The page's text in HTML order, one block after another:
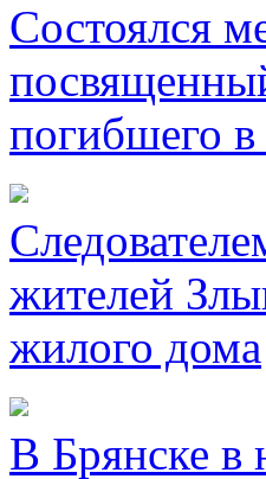
Состоялся
погибшего
жителей
жилого дома
В Брянске в